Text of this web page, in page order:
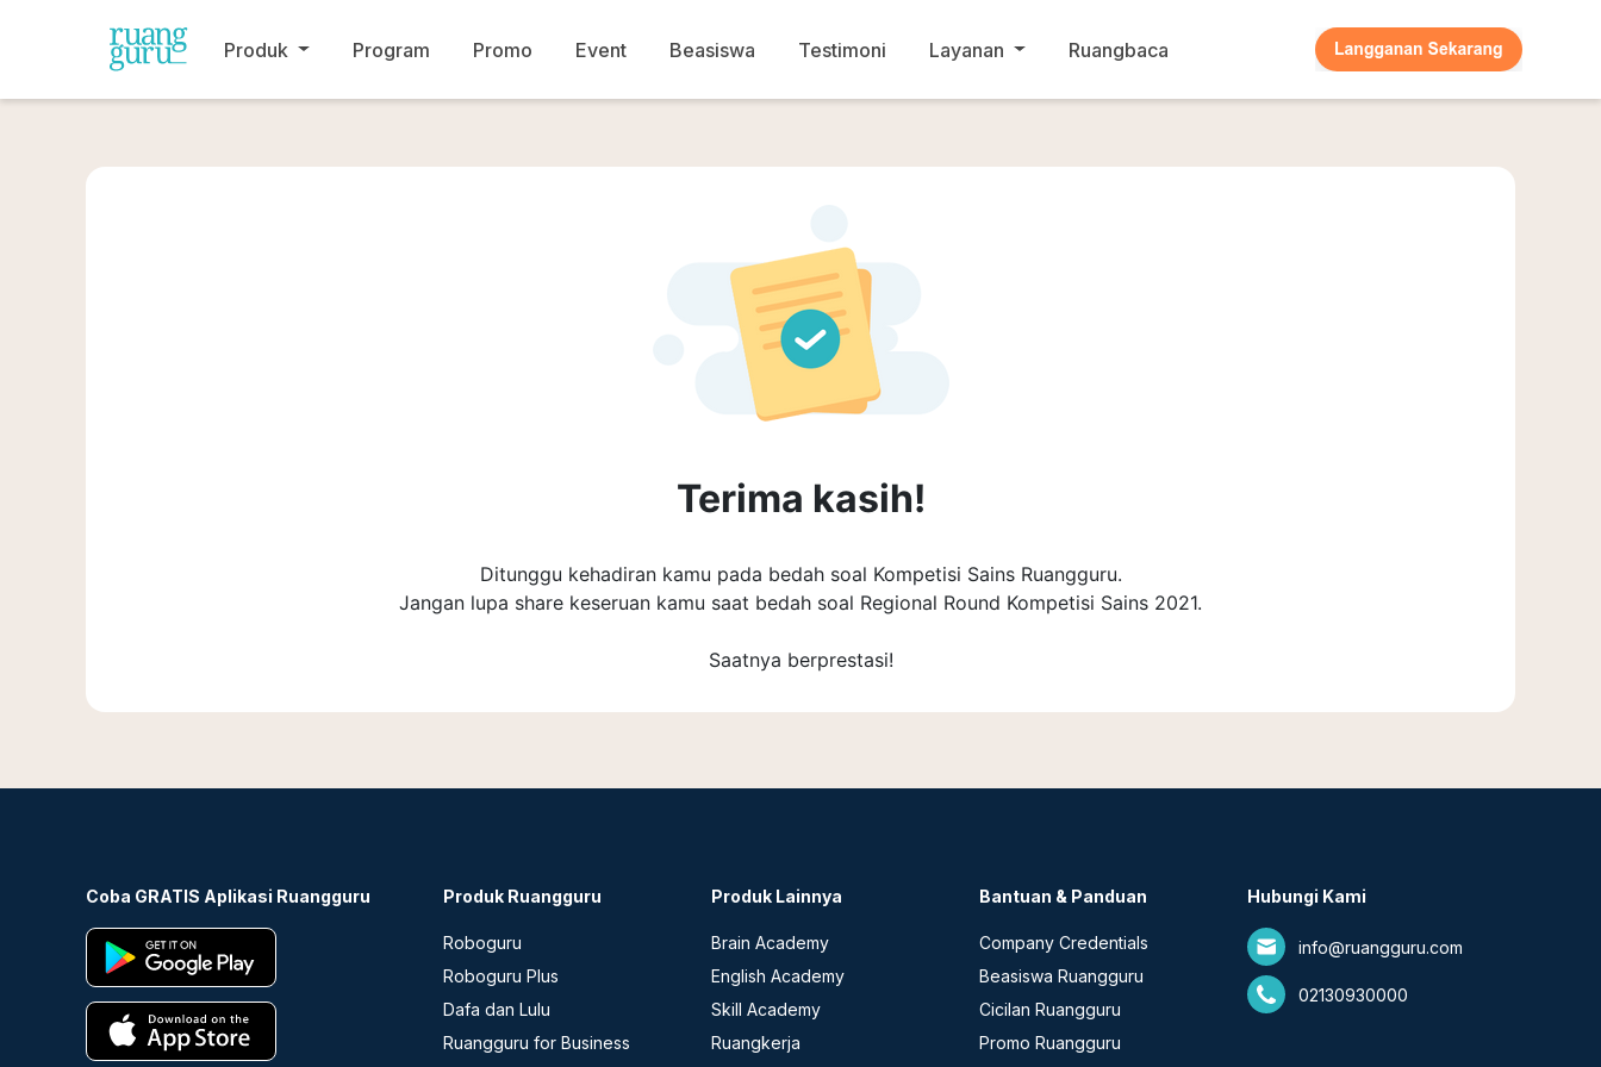
Produk Program Promo Event Beasiswa Testimoni Layanan Ruangbaca
Terima kasih!
Ditunggu kehadiran kamu pada bedah soal Kompetisi Sains Ruangguru.
Jangan lupa share keseruan kamu saat bedah soal Regional Round Kompetisi Sains 2021.
Saatnya berprestasi!
Coba GRATIS Aplikasi Ruangguru Produk Ruangguru
Roboguru
Roboguru Plus
Dafa dan Lulu
Ruangguru for Business
Produk Lainnya
Brain Academy
English Academy
Skill Academy
Ruangkerja
Bantuan & Panduan
Company Credentials
Beasiswa Ruangguru
Cicilan Ruangguru
Promo Ruangguru
Hubungi Kami
info@ruangguru.com
02130930000